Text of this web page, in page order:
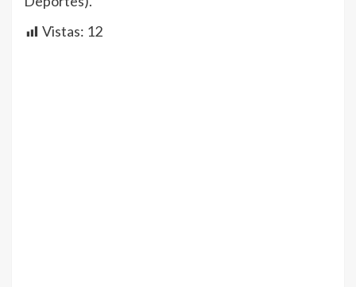
Vistas: 12